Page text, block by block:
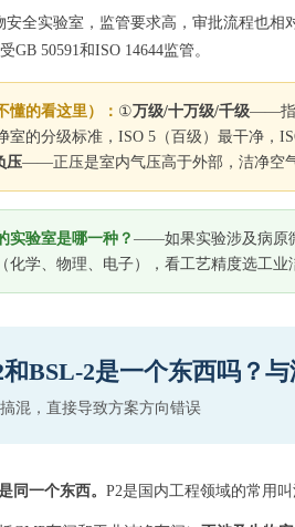
安全实验室，监管要求高，审批流程也相
GB 50591和ISO 14644监管。
懂的看这里）： ①万级/十万级/千级——指
室的分级标准，ISO 5（百级）最干净，
压——正压是室内气压高于外部，洁净空
实验室是哪一种？ ——如果实验涉及病原
化学、物理、电子），看工艺精度选工业
BSL-2是一个东西吗？
混，直接导致方案方向错误
同一个东西。 P2是国内工程领域的常用